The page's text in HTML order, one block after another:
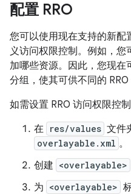
配置 RRO
您可以使用现在支持的新配
义访问权限控制。例如，
加哪些资源。因此，您现在
分组，使其可供不同的 RRO
如需设置 RRO 访问权限控
在 res/values 文件
overlayable.xml 。
创建 <overlayable>
为 <overlayable>